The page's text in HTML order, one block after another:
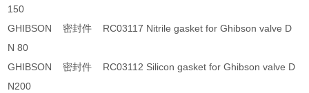
150
GHIBSON 密封件 RC03117 Nitrile gasket for Ghibson valve D
N 80
GHIBSON 密封件 RC03112 Silicon gasket for Ghibson valve D
N200